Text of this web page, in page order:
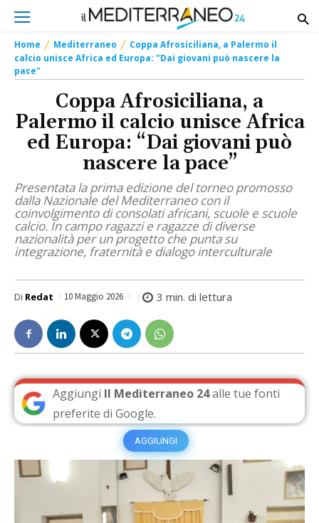
Home Mediterraneo
Coppa Afrosiciliana, a Palermo il
calcio unisce Africa ed Europa: "Dai giovani può nascere la
pace"
Coppa Afrosiciliana, a
Palermo il calcio unisce Africa
ed Europa: “Dai giovani può
nascere la pace”
Presentata la prima edizione del torneo promosso
dalla Nazionale del Mediterraneo con il
coinvolgimento di consolati africani, scuole e scuole
calcio. In campo ragazzi e ragazze di diverse
nazionalità per un progetto che punta su
integrazione, fraternità e dialogo interculturale
Di Redat 10 Maggio 2026 3 min. di lettura
Aggiungi Il Mediterraneo 24alle tue fonti
preferite di Google.
AGGIUNGI